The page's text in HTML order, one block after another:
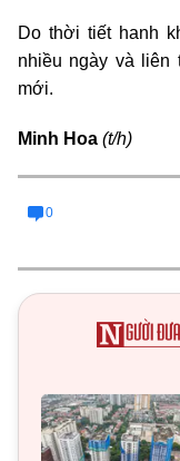
Do thời tiết hanh
nhiều ngày và liên
mới.
Minh Hoa (t/h)
0